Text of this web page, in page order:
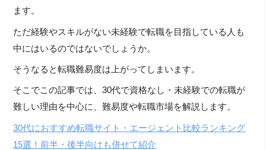
ます。
ただ経験やスキルがない未経験で転職を目指している人も
中にはいるのではないでしょうか。
そうなると転職難易度は上がってしまいます。
そこでこの記事では、30代で資格なし・未経験での転職が
難しい理由を中心に、難易度や転職市場を解説します。
30代におすすめ転職サイト・エージェント比較ランキング
15選！前半・後半向けも併せて紹介